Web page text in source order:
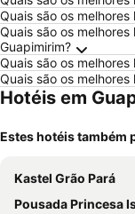
Quais são os
Quais são os
Guapimirim?
Quais são os
Quais são os
Hotéis em
Estes hotéis também
Kastel Grão Pará
Pousada Princesa Isabel